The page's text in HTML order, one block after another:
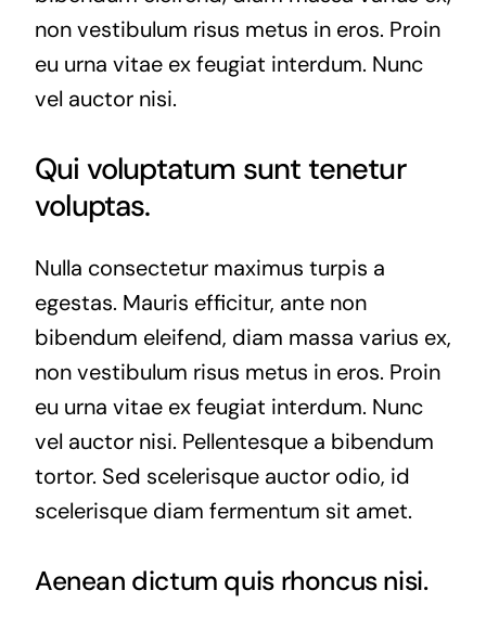
non vestibulum risus metus in eros. Proin
eu urna vitae ex feugiat interdum. Nunc
vel auctor nisi.
Qui voluptatum sunt tenetur
voluptas.
Nulla consectetur maximus turpis a
egestas. Mauris efficitur, ante non
bibendum eleifend, diam massa varius ex,
non vestibulum risus metus in eros. Proin
eu urna vitae ex feugiat interdum. Nunc
vel auctor nisi. Pellentesque a bibendum
tortor. Sed scelerisque auctor odio, id
scelerisque diam fermentum sit amet.
Aenean dictum quis rhoncus nisi.